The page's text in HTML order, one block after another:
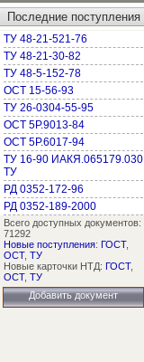
Последние поступления
ТУ 48-21-521-76
ТУ 48-21-30-82
ТУ 48-5-152-78
ОСТ 15-56-93
ТУ 26-0304-55-95
ОСТ 5Р.9013-84
ОСТ 5Р.6017-94
ТУ 16-90 ИАКЯ.065179.030
ТУ
РД 0352-172-96
РД 0352-189-2000
Всего доступных документов:
71292
Новые поступления: ГОСТ,
ОСТ, ТУ
Новые карточки НТД: ГОСТ,
ОСТ, ТУ
Добавить документ